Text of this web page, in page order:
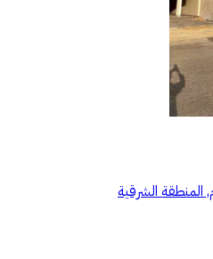
المنطقة الشرقية